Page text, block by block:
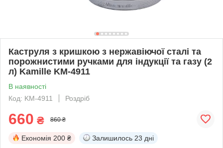
Каструля з кришкою з нержавіючої сталі та
порожнистими ручками для індукції та газу (2
л) Kamille KM-4911
В наявності
Код: KM-4911
Роздріб
660 ₴ 860 ₴
Економія 200 ₴ Залишилось 23 дні